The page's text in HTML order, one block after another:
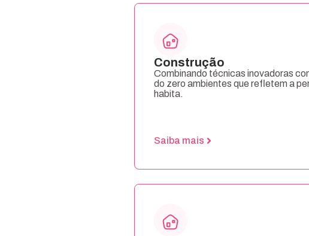
Construção
Combinando técnicas inovadoras
do zero ambientes que refletem a
habita.
Saiba mais